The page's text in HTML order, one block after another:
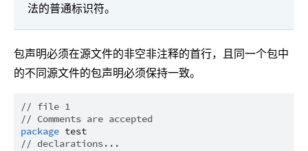
法的普通标识符。
包声明必须在源文件的非空非注释的首行，且同一个包中
的不同源文件的包声明必须保持一致。
// file 1
// Comments are accepted
package test
// declarations...